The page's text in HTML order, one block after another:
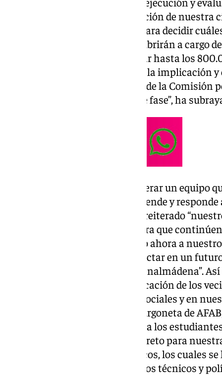
agradecido también “la implicación de nuestra
con esta tercera convocatoria para decidir
urgentes y necesarias, que se cubrirán a cargo
la cual vamos a intentar ampliar hasta los
convocatoria”. “Quiero destacar la implicación
vecinas que han formado parte de la Comisión
demostrada en esta importante fase”, ha
“Me siento muy orgulloso de liderar un equipo
vecinos, que los escucha, los atiende y
ha expresado el regidor, que ha reiterado
presupuestos participativos para que
convocatorias, por lo que animo ahora a
propuestas de mejora para redactar en un
Presupuesto Participativo de Benalmádena”.
valor «el compromiso y la implicación de los
campaña a través de las redes sociales y en
proyectos colectivos, como la furgoneta de
Edificio Innova o las tablets para los
Presupuestos han sido un gran reto para
debate sobre los recursos públicos, los cuales
innovadora que implica a equipos técnicos y